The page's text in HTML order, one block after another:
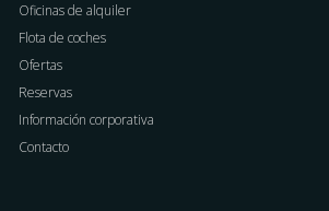
Oficinas de alquiler
Flota de coches
Ofertas
Reservas
Información corporativa
Contacto